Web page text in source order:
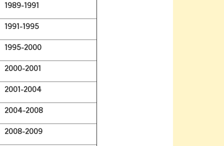
1991
1995
2000
2001
2004
2008
2009